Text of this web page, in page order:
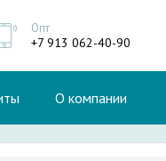
Опт
+7 913 062-40-90
О компании